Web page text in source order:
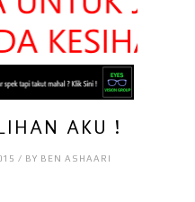
AKU !
/ BY BEN ASHAARI